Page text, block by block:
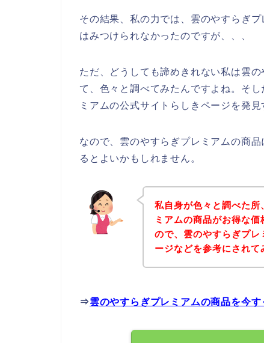
その結果、私の力では、雲のやすらぎ
はみつけられなかったのですが、、、
ただ、どうしても諦めきれない私は雲
て、色々と調べてみたんですよね。そ
ミアムの公式サイトらしきページを発
なので、雲のやすらぎプレミアムの商
るとよいかもしれません。
私自身が色々と調べた
ミアムの商品がお得な
ので、雲のやすらぎプ
ージなどを参考にされて
⇒雲のやすらぎプレミアムの商品を今